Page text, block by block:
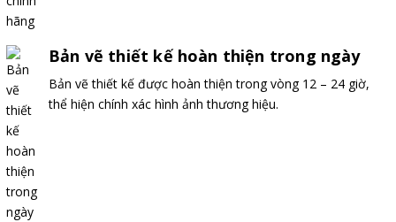
Bản vẽ thiết kế hoàn thiện trong ngày
Bản vẽ thiết kế được hoàn thiện trong vòng 12 – 24 giờ,
thể hiện chính xác hình ảnh thương hiệu.